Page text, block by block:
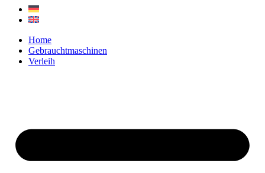
Home
Gebrauchtmaschinen
Verleih